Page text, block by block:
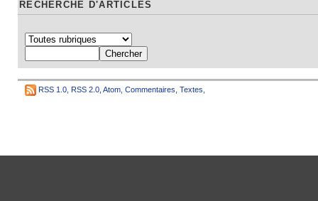
RECHERCHE D'ARTICLES
RSS 1.0 RSS 2.0 Atom Commentaires Textes